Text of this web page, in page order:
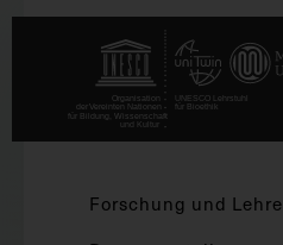
Forschung und Lehre